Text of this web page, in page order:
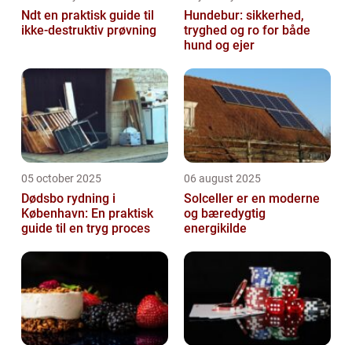
Ndt en praktisk guide til
ikke-destruktiv prøvning
Hundebur: sikkerhed,
tryghed og ro for både
hund og ejer
05 october 2025
Dødsbo rydning i
København: En praktisk
guide til en tryg proces
06 august 2025
Solceller er en moderne
og bæredygtig
energikilde